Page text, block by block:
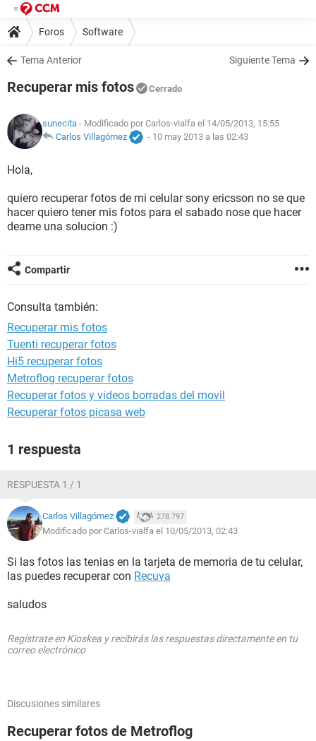
Foros Software
Tema Anterior Siguiente Tema
Recuperar mis fotos Cerrado
sunecita - Modificado por Carlos-vialfa el 14/05/2013, 15:55
Carlos Villagómez
- 10 may 2013 a las 02:43
Hola,
quiero recuperar fotos de mi celular sony ericsson no se que
hacer quiero tener mis fotos para el sabado nose que hacer
deame una solucion :)
Compartir
Consulta también:
Recuperar mis fotos
Tuenti recuperar fotos
Hi5 recuperar fotos
Metroflog recuperar fotos
Recuperar fotos y videos borradas del movil
Recuperar fotos picasa web
1 respuesta
RESPUESTA 1 / 1
Carlos Villagómez 278.797
Modificado por Carlos-vialfa el 10/05/2013, 02:43
Si las fotos las tenias en la tarjeta de memoria de tu celular,
las puedes recuperar con Recuva
saludos
Regístrate en Kioskea y recibirás las respuestas directamente en tu
correo electrónico
Discusiones similares
Recuperar fotos de Metroflog